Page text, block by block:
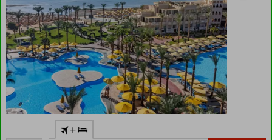
All Inclusive
med mange +